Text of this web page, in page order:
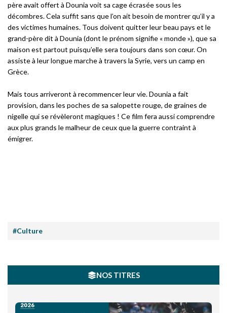
père avait offert à Dounia voit sa cage écrasée sous les
décombres. Cela suffit sans que l’on ait besoin de montrer qu’il y a
des victimes humaines. Tous doivent quitter leur beau pays et le
grand-père dit à Dounia (dont le prénom signifie « monde »), que sa
maison est partout puisqu’elle sera toujours dans son cœur. On
assiste à leur longue marche à travers la Syrie, vers un camp en
Grèce.
Mais tous arriveront à recommencer leur vie. Dounia a fait
provision, dans les poches de sa salopette rouge, de graines de
nigelle qui se révèleront magiques ! Ce film fera aussi comprendre
aux plus grands le malheur de ceux que la guerre contraint à
émigrer.
#Culture
NOS TITRES